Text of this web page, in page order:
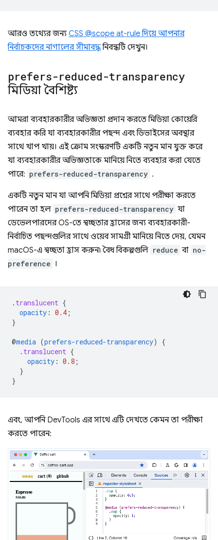
আরও তথ্যের জন্য CSS @scope at-rule দিয়ে আপনার
নির্বাচকদের নাগালের সীমাবদ্ধনিবন্ধটি দেখুন।
prefers-reduced-transparency
মিডিয়া বৈশিষ্ট্য
আমরা ব্যবহারকারীর অভিজ্ঞতা প্রদান করতে মিডিয়া কোয়েরি
ব্যবহার করি যা ব্যবহারকারীর পছন্দ এবং ডিভাইসের অবস্থার
সাথে খাপ খায়। এই ক্রোম সংস্করণটি একটি নতুন মান যুক্ত করে
যা ব্যবহারকারীর অভিজ্ঞতাকে মানিয়ে নিতে ব্যবহার করা যেতে
পারে: prefers-reduced-transparency .
একটি নতুন মান যা আপনি মিডিয়া প্রশ্নের সাথে পরীক্ষা করতে
পারেন তা হল prefers-reduced-transparency যা
ডেভেলপারদের OS-তে স্বচ্ছতার হ্রাসের জন্য ব্যবহারকারী-
নির্বাচিত পছন্দগুলির সাথে ওয়েব সামগ্রী মানিয়ে নিতে দেয়, যেমন
macOS-এ স্বচ্ছতা হ্রাস করুন৷ বৈধ বিকল্পগুলি reduce বা no-
preference ।
. translucent {
opacity : 0.4 ;
}
@media (prefers-reduced-transparency)
{
. translucent {
opacity : 0.8 ;
}
}
এবং, আপনি DevTools এর সাথে এটি দেখতে কেমন তা পরীক্ষা
করতে পারেন: